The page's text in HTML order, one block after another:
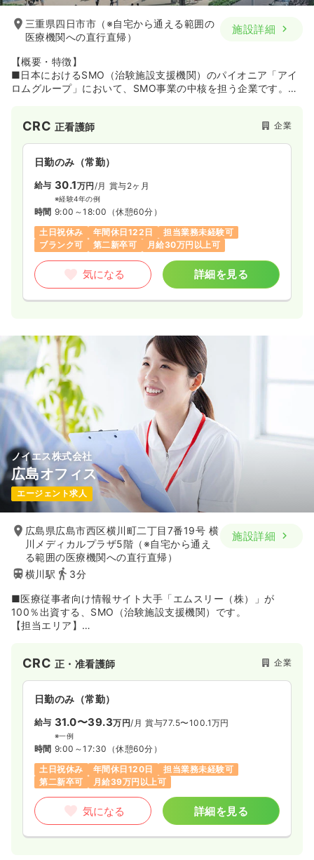
三重県四日市市（※自宅から通える範囲の
医療機関への直行直帰）
施設詳細
【概要・特徴】
■日本におけるSMO（治験施設支援機関）のパイオニア「アイ
ロムグループ」において、SMO事業の中核を担う企業です。同
医療事業」「メディカルサポート事業」も展開しています。
■同グループのSMO事業には、同社のほか「（株）アイロム
EC」「（株）アイロムCS」「（株）アイロムNA」などが属し
ており、従業員数や売上高は業界トップクラス。提携医療機関
の実績は2,245施設にのぼります（2020年3月時点）。
に拠点を有し、全国各地の案件を受託。生活習慣病、がん、高
齢者疾患などの領域に強みをもっています。
【職場環境】
■20代～30代の若いスタッフも多く、活気のある職場です。新
しいアイデアをどんどん受け入れ、変革していく風土がありま
■CRC（治験コーディネーター）は、主に自宅から1時間以内の
エリアにある施設を担当しています。また、同社の案件は生活
習慣病がメインのため、クリニックへの出入りが多いことが特
徴。医師との距離が近く、さまざまな話ができることも、CRC
のやりがいにつながっています。
CRC 正看護師 企業
日勤のみ（常勤）
給与 30.1万円 /月 賞与2ヶ月
※経験4年の例
時間 9:00～18:00 （休憩60分）
土日祝休み
年間休日122日
担当業務未経験可
ブランク可
第二新卒可 月給30万円以上可
気になる 詳細を見る
ノイエス株式会社
広島オフィス
エージェント求人
広島県広島市西区横川町二丁目7番19号 横
川メディカルプラザ5階（※自宅から通え
る範囲の医療機関への直行直帰）
横川駅
3分
施設詳細
■医療従事者向け情報サイト大手「エムスリー（株）」が
100％出資する、SMO（治験施設支援機関）です。
【担当エリア】
CRC 正・准看護師 企業
日勤のみ（常勤）
給与 31.0〜39.3万円/月 賞与77.5〜100.1万円
※一例
時間 9:00～17:30 （休憩60分）
土日祝休み
年間休日120日
担当業務未経験可
第二新卒可
月給39万円以上可
気になる 詳細を見る